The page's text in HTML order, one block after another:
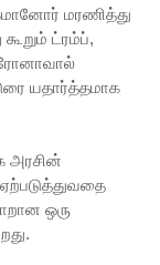
மரணித்து
ட்ரம்ப்,
யதார்த்தமாக
அரசின்
ஒரு